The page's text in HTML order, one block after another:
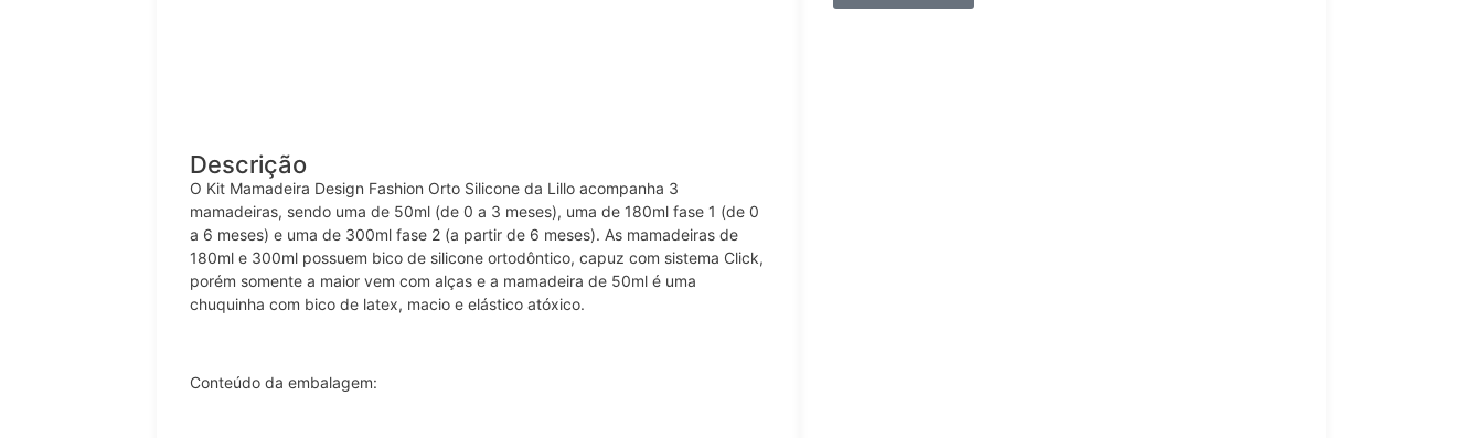
Descrição
O Kit Mamadeira Design Fashion Orto Silicone da Lillo acompanha 3
mamadeiras, sendo uma de 50ml (de 0 a 3 meses), uma de 180ml fase 1 (de 0
a 6 meses) e uma de 300ml fase 2 (a partir de 6 meses). As mamadeiras de
180ml e 300ml possuem bico de silicone ortodôntico, capuz com sistema Click,
porém somente a maior vem com alças e a mamadeira de 50ml é uma
chuquinha com bico de latex, macio e elástico atóxico.
Conteúdo da embalagem: